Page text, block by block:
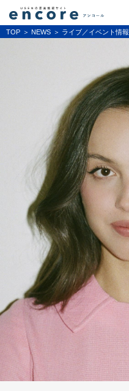
TOP NEWS ライブ／イベント情報